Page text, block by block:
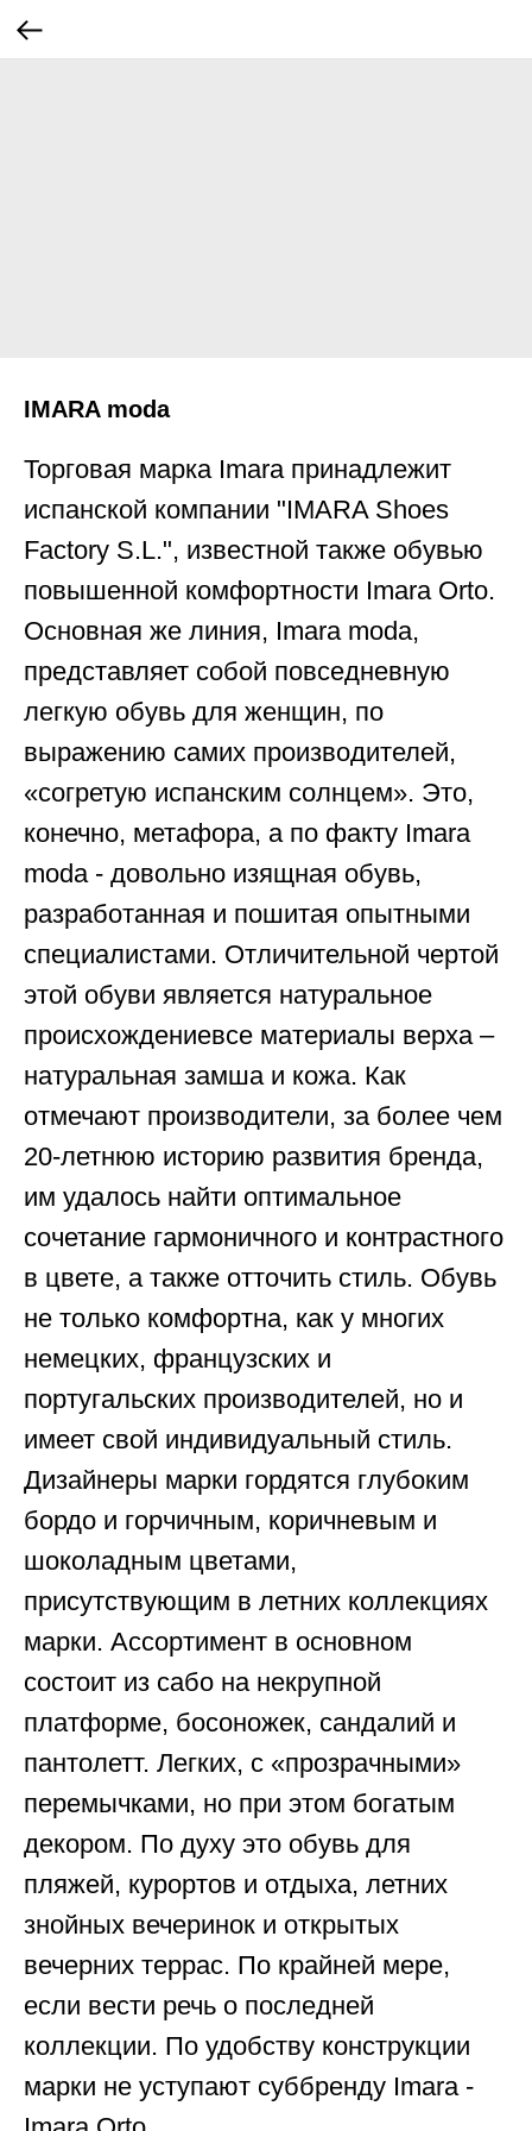
IMARA moda
Торговая марка Imara принадлежит
испанской компании "IMARA Shoes
Factory S.L.", известной также обувью
повышенной комфортности Imara Orto.
Основная же линия, Imara moda,
представляет собой повседневную
легкую обувь для женщин, по
выражению самих производителей,
«согретую испанским солнцем». Это,
конечно, метафора, а по факту Imara
moda - довольно изящная обувь,
разработанная и пошитая опытными
специалистами. Отличительной чертой
этой обуви является натуральное
происхождениевсе материалы верха –
натуральная замша и кожа. Как
отмечают производители, за более чем
20-летнюю историю развития бренда,
им удалось найти оптимальное
сочетание гармоничного и контрастного
в цвете, а также отточить стиль. Обувь
не только комфортна, как у многих
немецких, французских и
португальских производителей, но и
имеет свой индивидуальный стиль.
Дизайнеры марки гордятся глубоким
бордо и горчичным, коричневым и
шоколадным цветами,
присутствующим в летних коллекциях
марки. Ассортимент в основном
состоит из сабо на некрупной
платформе, босоножек, сандалий и
пантолетт. Легких, с «прозрачными»
перемычками, но при этом богатым
декором. По духу это обувь для
пляжей, курортов и отдыха, летних
знойных вечеринок и открытых
вечерних террас. По крайней мере,
если вести речь о последней
коллекции. По удобству конструкции
марки не уступают суббренду Imara -